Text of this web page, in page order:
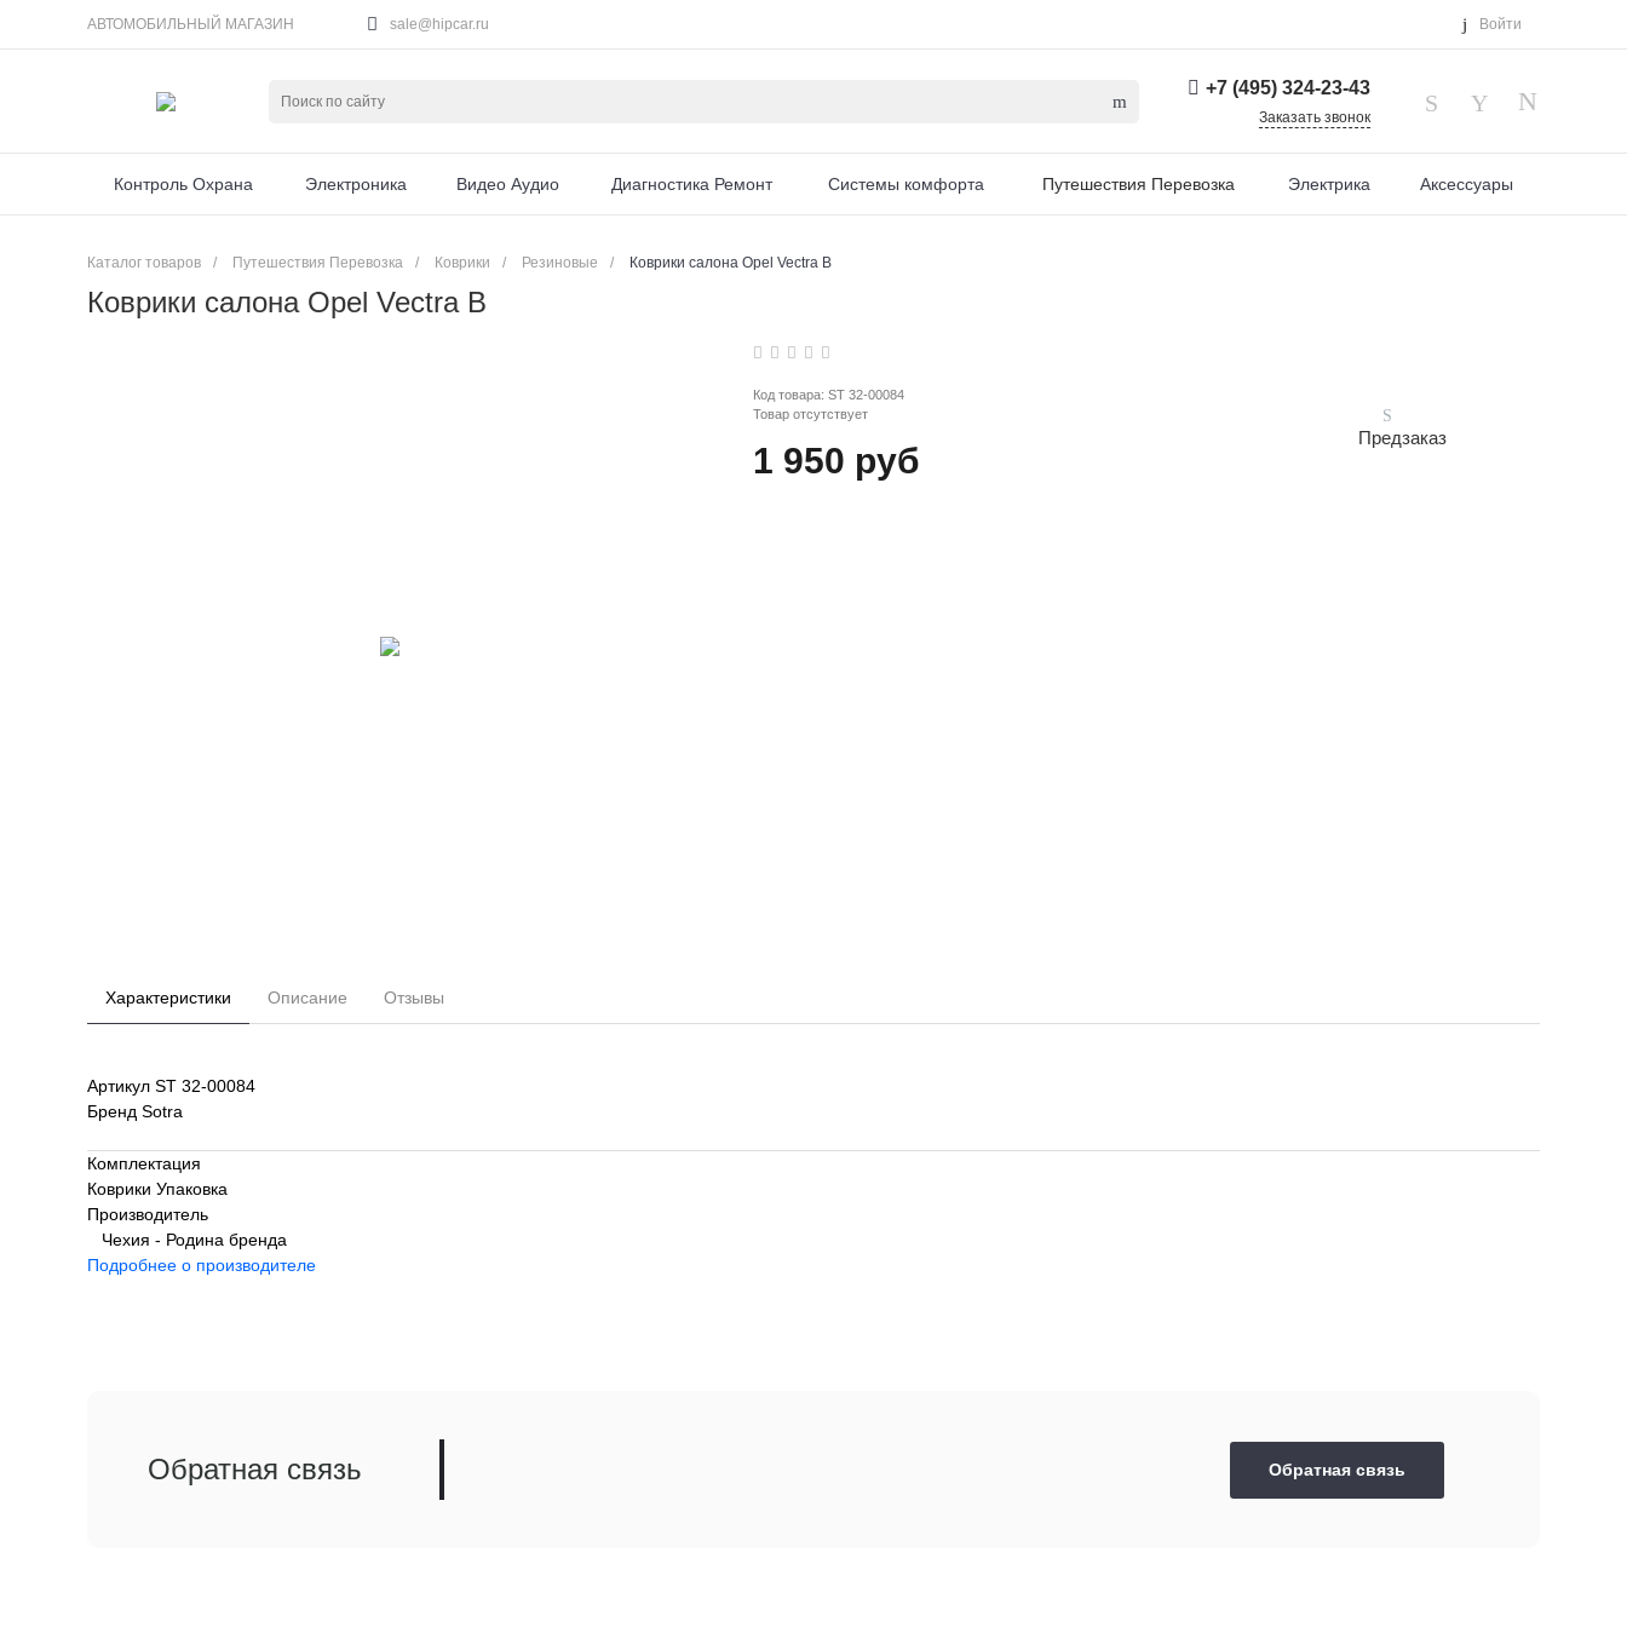
АВТОМОБИЛЬНЫЙ МАГАЗИН sale@hipcar.ru Войти
+7 (495) 324-23-43
Заказать звонок
Контроль Охрана Электроника Видео Аудио Диагностика Ремонт Системы комфорта Путешествия Перевозка Электрика Аксессуары
Каталог товаров / Путешествия Перевозка / Коврики / Резиновые / Коврики салона Opel Vectra B
Коврики салона Opel Vectra B
Код товара: ST 32-00084
Товар отсутствует
1 950 руб
Предзаказ
Характеристики Описание Отзывы
Артикул ST 32-00084
Бренд Sotra
Комплектация
Коврики Упаковка
Производитель
Чехия - Родина бренда
Подробнее о производителе
Обратная связь Обратная связь